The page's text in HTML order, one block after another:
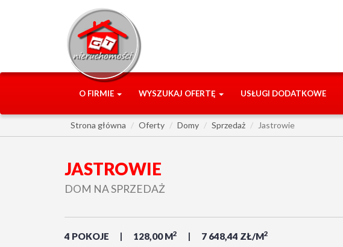
O FIRMIE WYSZUKAJ OFERTĘ USŁUGI DODATKOWE
Strona główna Oferty Domy Sprzedaż Jastrowie
JASTROWIE
DOM NA SPRZEDAŻ
4 POKOJE 128,00 M2 7 648,44 ZŁ/M2